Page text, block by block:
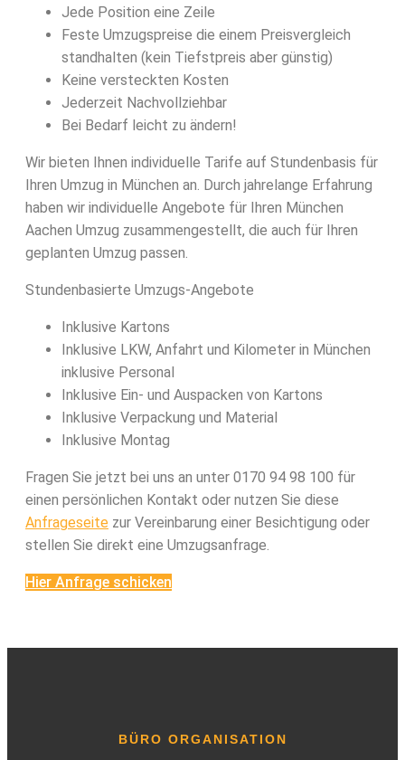
Jede Position eine Zeile
Feste Umzugspreise die einem Preisvergleich
standhalten (kein Tiefstpreis aber günstig)
Keine versteckten Kosten
Jederzeit Nachvollziehbar
Bei Bedarf leicht zu ändern!
Wir bieten Ihnen individuelle Tarife auf Stundenbasis für
Ihren Umzug in München an. Durch jahrelange Erfahrung
haben wir individuelle Angebote für Ihren München
Aachen Umzug zusammengestellt, die auch für Ihren
geplanten Umzug passen.
Stundenbasierte Umzugs-Angebote
Inklusive Kartons
Inklusive LKW, Anfahrt und Kilometer in München
inklusive Personal
Inklusive Ein- und Auspacken von Kartons
Inklusive Verpackung und Material
Inklusive Montag
Fragen Sie jetzt bei uns an unter 0170 94 98 100 für
einen persönlichen Kontakt oder nutzen Sie diese
Anfrageseite zur Vereinbarung einer Besichtigung oder
stellen Sie direkt eine Umzugsanfrage.
Hier Anfrage schicken
BÜRO ORGANISATION